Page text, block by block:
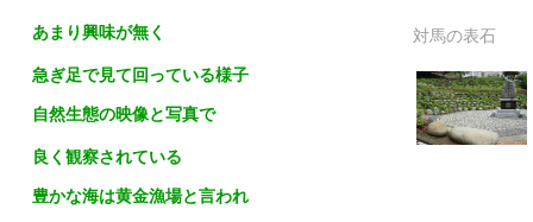
対馬の表石
あまり興味が無く
急ぎ足で見て回っている様子
自然生態の映像と写真で
良く観察されている
豊かな海は黄金漁場と言われ